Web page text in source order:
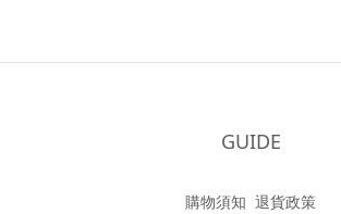
GUIDE
購物須知 退貨政策